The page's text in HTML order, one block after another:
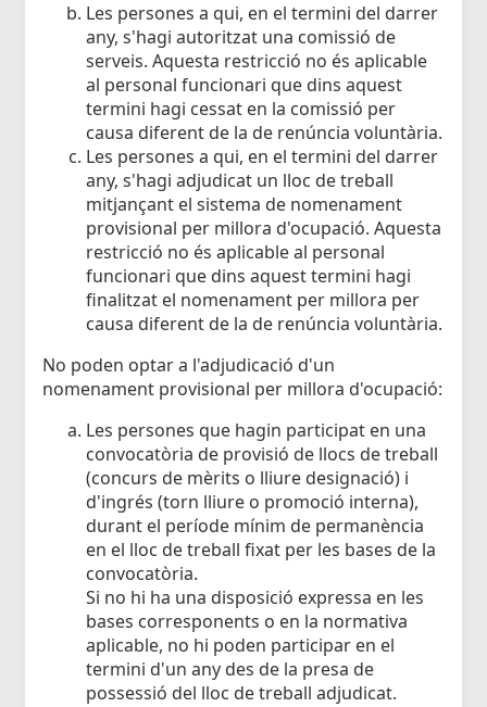
Les persones a qui, en el termini del darrer
any, s'hagi autoritzat una comissió de
serveis. Aquesta restricció no és aplicable
al personal funcionari que dins aquest
termini hagi cessat en la comissió per
causa diferent de la de renúncia voluntària.
Les persones a qui, en el termini del darrer
any, s'hagi adjudicat un lloc de treball
mitjançant el sistema de nomenament
provisional per millora d'ocupació. Aquesta
restricció no és aplicable al personal
funcionari que dins aquest termini hagi
finalitzat el nomenament per millora per
causa diferent de la de renúncia voluntària.
No poden optar a l'adjudicació d'un
nomenament provisional per millora d'ocupació:
Les persones que hagin participat en una
convocatòria de provisió de llocs de treball
(concurs de mèrits o lliure designació) i
d'ingrés (torn lliure o promoció interna),
durant el període mínim de permanència
en el lloc de treball fixat per les bases de la
convocatòria.
Si no hi ha una disposició expressa en les
bases corresponents o en la normativa
aplicable, no hi poden participar en el
termini d'un any des de la presa de
possessió del lloc de treball adjudicat.